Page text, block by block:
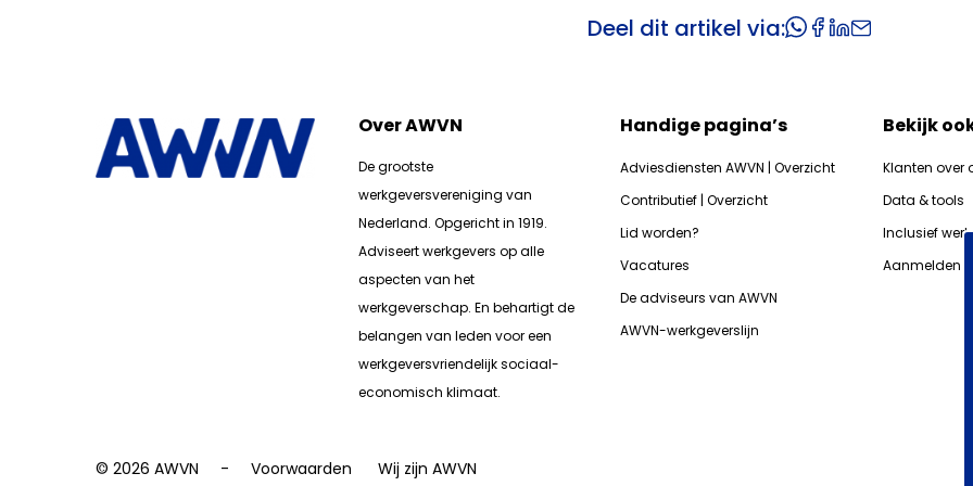
Deel dit artikel via:
Over AWVN
De grootste
werkgeversvereniging van
Nederland. Opgericht in 1919.
Adviseert werkgevers op alle
aspecten van het
werkgeverschap. En behartigt de
belangen van leden voor een
werkgeversvriendelijk sociaal-
economisch klimaat.
Handige pagina’s
Adviesdiensten AWVN | Overzicht
Contributief | Overzicht
Lid worden?
Vacatures
De adviseurs van AWVN
AWVN-werkgeverslijn
Bekijk
Klanten over
Data & tools
Inclusief
Aanmelden
© 2026 AWVN Voorwaarden Wij zijn AWVN